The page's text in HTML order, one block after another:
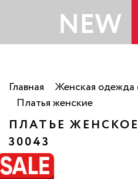
Главная
Женская одежда
Платья женские
ПЛАТЬЕ ЖЕНСКОЕ
30043